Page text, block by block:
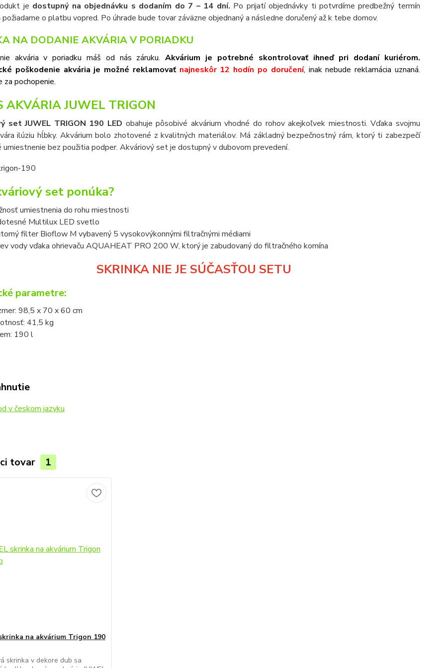
je dostupný na objednávku s dodaním do 7 – 14 dní. Po prijatí objednávky ti potvrdíme predbežný termín
požiadame o platbu vopred. Po úhrade bude tovar záväzne objednaný a následne doručený až k tebe domov.
NA DODANIE AKVÁRIA V PORIADKU
akvária v poriadku máš od nás záruku.Akvárium je potrebné skontrolovať ihneď pri dodaní kuriérom.
poškodenie akvária je možné reklamovať najneskôr 12 hodín po doručení, inak nebude reklamácia uznaná.
za pochopenie.
AKVÁRIA JUWEL TRIGON
set JUWEL TRIGON 190 LED obahuje pôsobivé akvárium vhodné do rohov akejkoľvek miestnosti. Vďaka svojmu
ilúziu hĺbky. Akvárium bolo zhotovené z kvalitných materiálov. Má základný bezpečnostný rám, ktorý ti zabezpečí
umiestnenie bez použitia podper. Akváriový set je dostupný v dubovom prevedení.
set ponúka?
umiestnenia do rohu miestnosti
Multilux LED svetlo
filter Bioflow M vybavený 5 vysokovýkonnými filtračnými médiami
vody vďaka ohrievaču AQUAHEAT PRO 200 W, ktorý je zabudovaný do filtračného komína
SKRINKA NIE JE SÚČASŤOU SETU
parametre:
98,5 x 70 x 60 cm
41,5 kg
190 l
v českom jazyku
tovar 1
na akvárium Trigon 190
skrinka v dekore dub sa